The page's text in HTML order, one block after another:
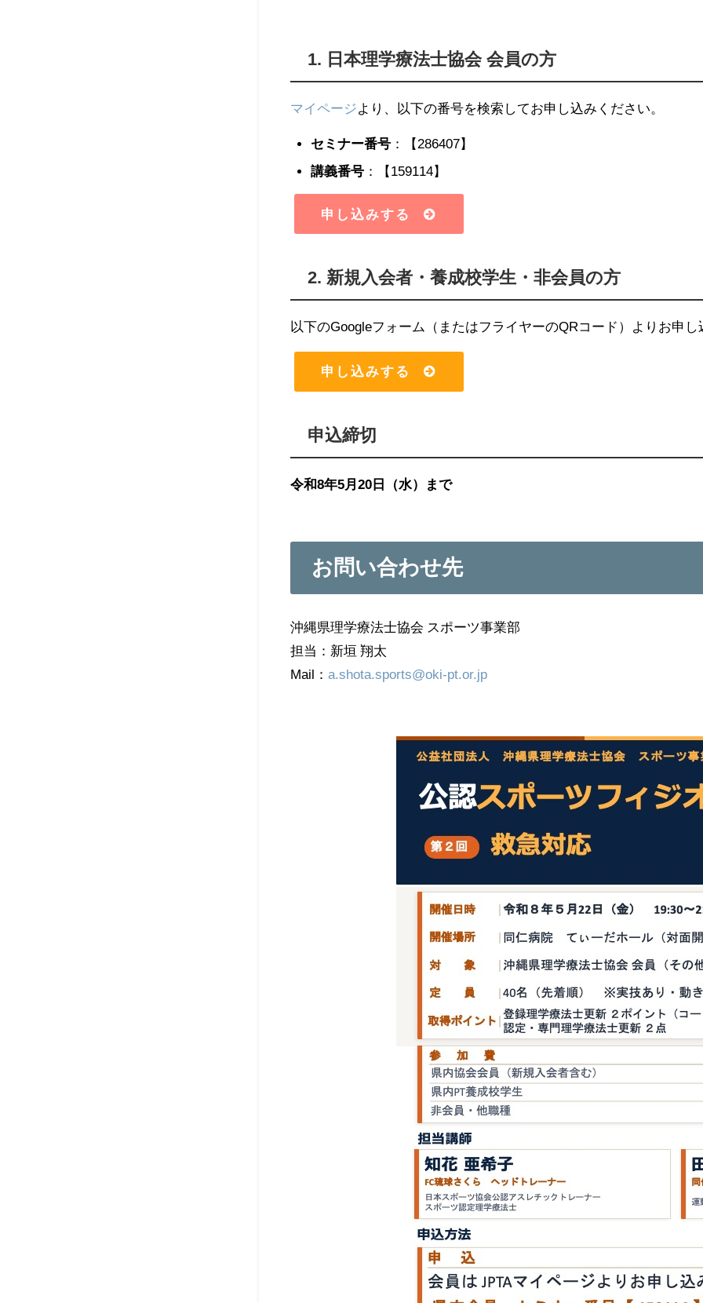
1. 日本理学療法士協会 会員の方
マイページ より、以下の番号を検索してお申し込みください。
セミナー番号：【286407】
講義番号：【159114】
申し込みする
2. 新規入会者・養成校学生・非会員の方
以下のGoogleフォーム（またはフライヤーのQRコード）よりお申し
申し込みする
申込締切
令和8年5月20日（水）まで
お問い合わせ先
沖縄県理学療法士協会 スポーツ事業部
担当：新垣 翔太
Mail： a.shota.sports@oki-pt.or.jp